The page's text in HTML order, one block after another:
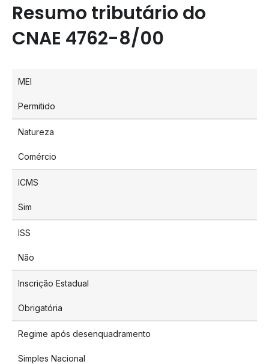
Resumo tributário do
CNAE 4762-8/00
MEI
Permitido
Natureza
Comércio
ICMS
Sim
ISS
Não
Inscrição Estadual
Obrigatória
Regime após desenquadramento
Simples Nacional